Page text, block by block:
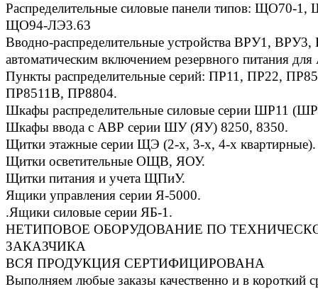
Распределительные силовые панели типов: ЩО70-
ЩО94-ЛЭ3.63
Вводно-распределительные устройства ВРУ1,
автоматическим включением резервного питания
Пункты распределительные серий: ПР11, ПР22,
ПР8511В, ПР8804.
Шкафы распределительные силовые серии ШР11
Шкафы ввода с АВР серии ШУ (ЯУ) 8250, 8350.
Щитки этажные серии ЩЭ (2-х, 3-х, 4-х квартирные).
Щитки осветительные ОЩВ, ЯОУ.
Щитки питания и учета ЩПиУ.
Ящики управления серии Я-5000.
.Ящики силовые серии ЯБ-1.
НЕТИПОВОЕ ОБОРУДОВАНИЕ ПО
ЗАКАЗЧИКА
ВСЯ ПРОДУКЦИЯ СЕРТИФИЦИРОВАНА
Выполняем любые заказы качественно и в короткий